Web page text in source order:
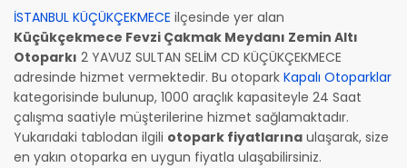
İSTANBUL KÜÇÜKÇEKMECE ilçesinde yer alan
Küçükçekmece Fevzi Çakmak Meydanı Zemin Altı
Otoparkı 2 YAVUZ SULTAN SELİM CD KÜÇÜKÇEKMECE
adresinde hizmet vermektedir. Bu otopark Kapalı Otoparklar
kategorisinde bulunup, 1000 araçlık kapasiteyle 24 Saat
çalışma saatiyle müşterilerine hizmet sağlamaktadır.
Yukarıdaki tablodan ilgili otopark fiyatlarına ulaşarak, size
en yakın otoparka en uygun fiyatla ulaşabilirsiniz.